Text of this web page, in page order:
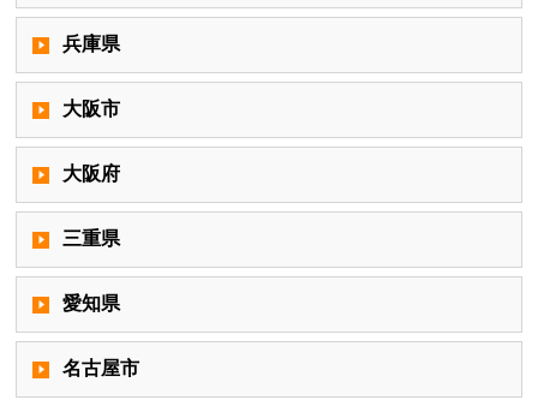
兵庫県
大阪市
大阪府
三重県
愛知県
名古屋市